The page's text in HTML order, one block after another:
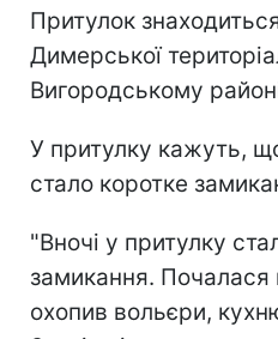
Притулок
Димерської
Вигородському
У притулку кажуть,
стало коротке
"Вночі у притулку
замикання.
охопив вольєри,